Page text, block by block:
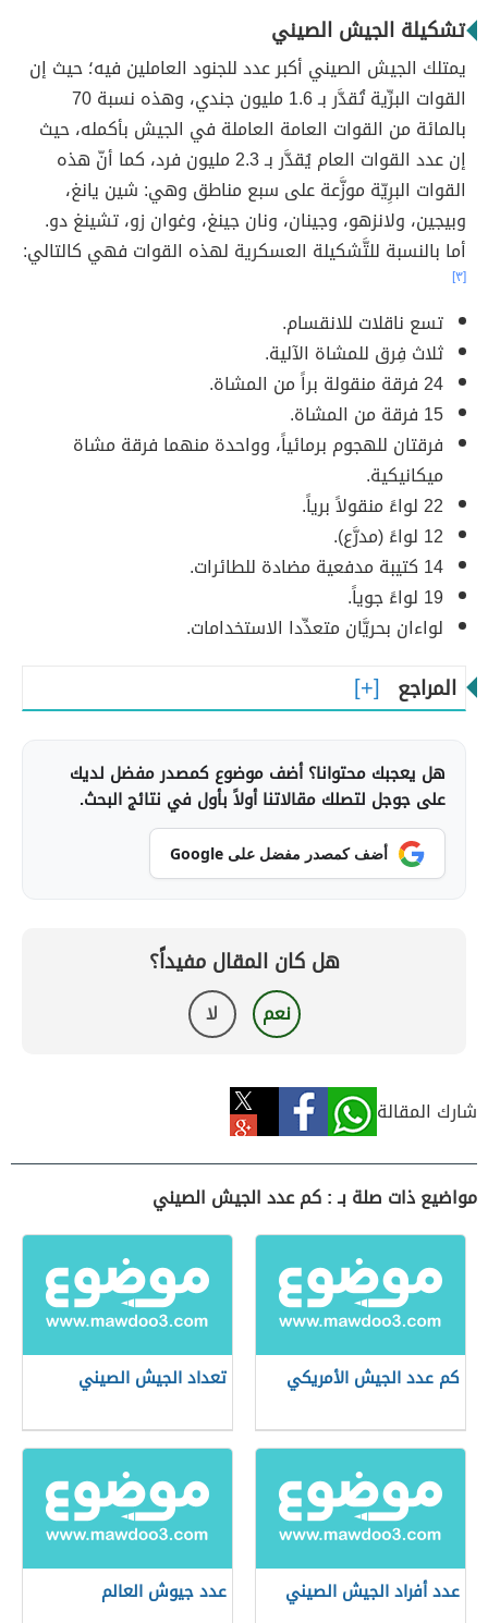
تشكيلة الجيش الصيني
يمتلك الجيش الصيني أكبر عدد للجنود العاملين فيه؛ حيث إن
القوات البرِّية تُقدَّر بـ 1.6 مليون جندي، وهذه نسبة 70
بالمائة من القوات العامة العاملة في الجيش بأكمله، حيث
إن عدد القوات العام يُقدَّر بـ 2.3 مليون فرد، كما أنّ هذه
القوات البرِيّة موزَّعة على سبع مناطق وهي: شين يانغ،
وبيجين، ولانزهو، وجينان، ونان جينغ، وغوان زو، تشينغ دو.
أما بالنسبة للتَّشكيلة العسكرية لهذه القوات فهي كالتالي:
[٣]
تسع ناقلات للانقسام.
ثلاث فِرق للمشاة الآلية.
24 فرقة منقولة براً من المشاة.
15 فرقة من المشاة.
فرقتان للهجوم برمائياً، وواحدة منهما فرقة مشاة
ميكانيكية.
22 لواءً منقولاً برياً.
12 لواءً (مدرَّع).
14 كتيبة مدفعية مضادة للطائرات.
19 لواءً جوياً.
لواءان بحريَّان متعدِّدا الاستخدامات.
المراجع
هل يعجبك محتوانا؟ أضف موضوع كمصدر مفضل لديك
على جوجل لتصلك مقالاتنا أولاً بأول في نتائج البحث.
أضف كمصدر مفضل على Google
هل كان المقال مفيداً؟
نعم لا
شارك المقالة
مواضيع ذات صلة بـ : كم عدد الجيش الصيني
كم عدد الجيش الأمريكي تعداد الجيش الصيني
عدد أفراد الجيش الصيني عدد جيوش العالم